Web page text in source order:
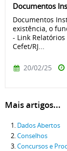
Documentos
Documentos
existência, o
- Link
Cefet/RJ...
20/02/25
Mais artigos...
Dados Abertos
Conselhos
Concursos e